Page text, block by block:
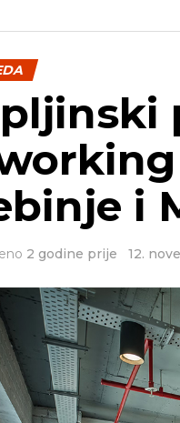
i
2 godine prije 12.